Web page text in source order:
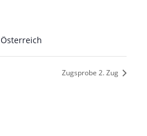
Österreich
Zugsprobe 2. Zug